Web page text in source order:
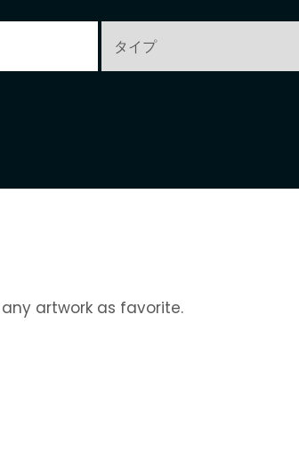
artwork as favorite.